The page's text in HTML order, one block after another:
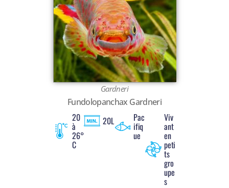
Gardneri
Fundolopanchax Gardneri
20
à
26°
C
20L Pac
ifiq
ue
Viv
ant
en
peti
ts
gro
upe
s